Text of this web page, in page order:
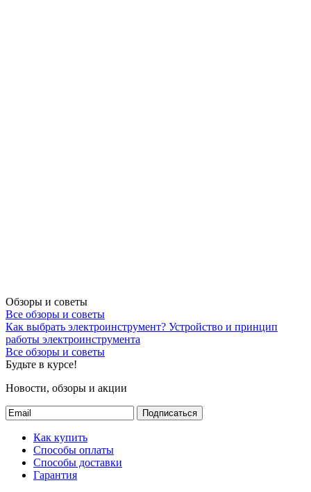
Обзоры и советы
Все обзоры и советы
Как выбрать электроинструмент? Устройство и принцип
работы электроинструмента
Все обзоры и советы
Будьте в курсе!
Новости, обзоры и акции
Подписаться
Как купить
Способы оплаты
Способы доставки
Гарантия